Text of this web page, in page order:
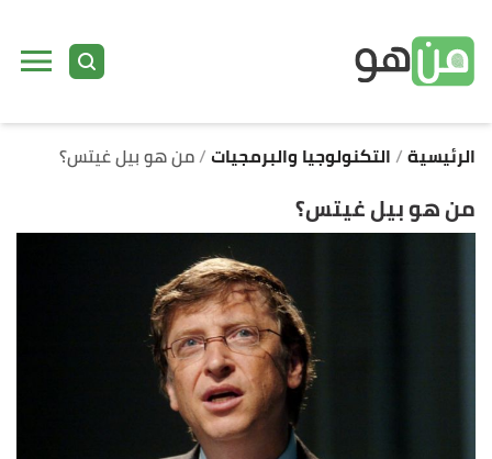
الرئيسية التكنولوجيا والبرمجيات من هو بيل غيتس؟
من هو بيل غيتس؟